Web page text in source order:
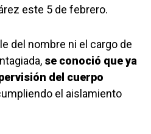
este 5 de febrero.
del nombre ni el cargo de
se conoció que ya
del cuerpo
el aislamiento